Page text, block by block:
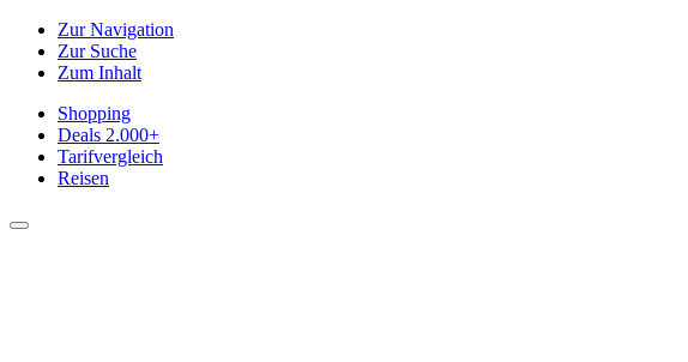
Zur Navigation
Zur Suche
Zum Inhalt
Shopping
Deals 2.000+
Tarifvergleich
Reisen